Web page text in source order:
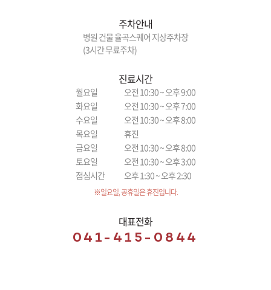
주차안내
병원 건물 율곡스퀘어 지상주차장
(3시간 무료주차)
진료시간
월요일
오전 10:30 ~ 오후 9:00
화요일
오전 10:30 ~ 오후 7:00
수요일
오전 10:30 ~ 오후 8:00
목요일
휴진
금요일
오전 10:30 ~ 오후 8:00
토요일
오전 10:30 ~ 오후 3:00
점심시간
오후 1:30 ~ 오후 2:30
※일요일, 공휴일은 휴진입니다.
대표전화
041-415-0844